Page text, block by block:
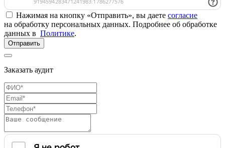
Нажимая на кнопку «Отправить», вы даете согласие
на обработку персональных данных. Подробнее об обработке
данных в Политике.
Отправить
Заказать аудит